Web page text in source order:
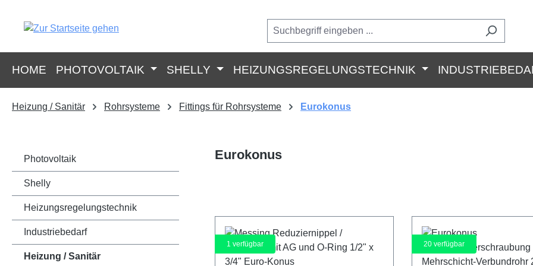
HOME PHOTOVOLTAIK SHELLY HEIZUNGSREGELUNGSTECHNIK
Heizung / Sanitär Rohrsysteme Fittings für Rohrsysteme Eurokonus
Photovoltaik
Shelly
Heizungsregelungstechnik
Industriebedarf
Heizung / Sanitär
Eurokonus
1 verfügbar 20 verfügbar